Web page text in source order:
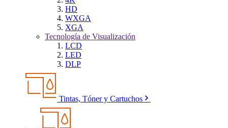
HD
WXGA
XGA
Tecnología de Visualización
LCD
LED
DLP
Tintas, Tóner y Cartuchos